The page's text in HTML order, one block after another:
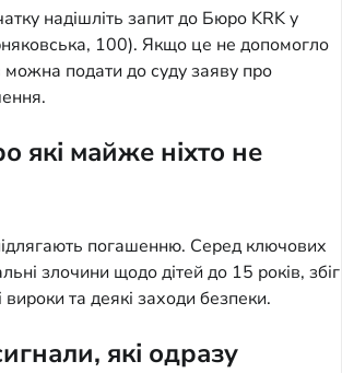
надішліть запит до Бюро KRK у
100). Якщо це не допомогло
подати до суду заяву про
які майже ніхто не
погашенню. Серед ключових
злочини щодо дітей до 15 років, збіг
вироки та деякі заходи безпеки.
які одразу